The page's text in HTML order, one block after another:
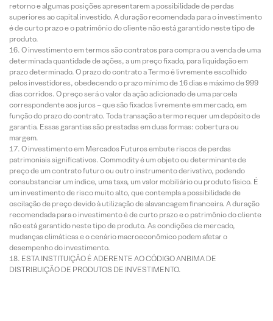
retorno e algumas posições apresentarem a possibilidade de perdas
superiores ao capital investido. A duração recomendada para o investimento
é de curto prazo e o patrimônio do cliente não está garantido neste tipo de
produto.
O investimento em termos são contratos para compra ou a venda de uma
determinada quantidade de ações, a um preço fixado, para liquidação em
prazo determinado. O prazo do contrato a Termo é livremente escolhido
pelos investidores, obedecendo o prazo mínimo de 16 dias e máximo de 999
dias corridos. O preço será o valor da ação adicionado de uma parcela
correspondente aos juros – que são fixados livremente em mercado, em
função do prazo do contrato. Toda transação a termo requer um depósito de
garantia. Essas garantias são prestadas em duas formas: cobertura ou
margem.
O investimento em Mercados Futuros embute riscos de perdas
patrimoniais significativos. Commodity é um objeto ou determinante de
preço de um contrato futuro ou outro instrumento derivativo, podendo
consubstanciar um índice, uma taxa, um valor mobiliário ou produto físico. É
um investimento de risco muito alto, que contempla a possibilidade de
oscilação de preço devido à utilização de alavancagem financeira. A duração
recomendada para o investimento é de curto prazo e o patrimônio do cliente
não está garantido neste tipo de produto. As condições de mercado,
mudanças climáticas e o cenário macroeconômico podem afetar o
desempenho do investimento.
ESTA INSTITUIÇÃO É ADERENTE AO CÓDIGO ANBIMA DE
DISTRIBUIÇÃO DE PRODUTOS DE INVESTIMENTO.